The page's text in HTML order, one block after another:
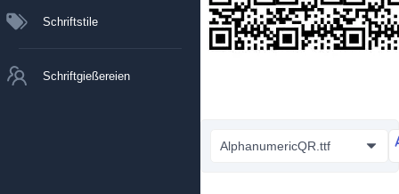
Schriftstile
Schriftgießereien
AlphanumericQR.ttf